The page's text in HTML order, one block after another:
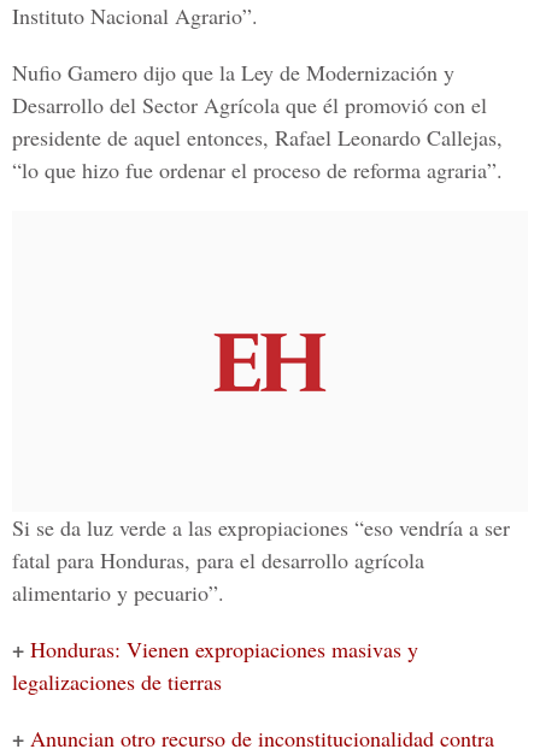
Instituto Nacional Agrario”.
Nufio Gamero dijo que la Ley de Modernización y
Desarrollo del Sector Agrícola que él promovió con el
presidente de aquel entonces, Rafael Leonardo Callejas,
“lo que hizo fue ordenar el proceso de reforma agraria”.
Si se da luz verde a las expropiaciones “eso vendría a ser
fatal para Honduras, para el desarrollo agrícola
alimentario y pecuario”.
+ Honduras: Vienen expropiaciones masivas y
legalizaciones de tierras
+ Anuncian otro recurso de inconstitucionalidad contra